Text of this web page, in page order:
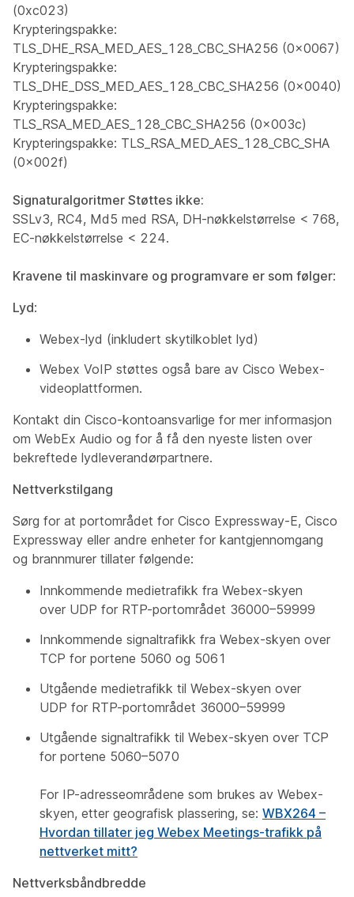
(0xc023)
Krypteringspakke:
TLS_DHE_RSA_MED_AES_128_CBC_SHA256 (0x0067)
Krypteringspakke:
TLS_DHE_DSS_MED_AES_128_CBC_SHA256 (0x0040)
Krypteringspakke:
TLS_RSA_MED_AES_128_CBC_SHA256 (0x003c)
Krypteringspakke: TLS_RSA_MED_AES_128_CBC_SHA
(0x002f)
Signaturalgoritmer Støttes ikke:
SSLv3, RC4, Md5 med RSA, DH-nøkkelstørrelse < 768,
EC-nøkkelstørrelse < 224.
Kravene til maskinvare og programvare er som følger:
Lyd:
Webex-lyd (inkludert skytilkoblet lyd)
Webex VoIP støttes også bare av Cisco Webex-
videoplattformen.
Kontakt din Cisco-kontoansvarlige for mer informasjon
om WebEx Audio og for å få den nyeste listen over
bekreftede lydleverandørpartnere.
Nettverkstilgang
Sørg for at portområdet for Cisco Expressway-E, Cisco
Expressway eller andre enheter for kantgjennomgang
og brannmurer tillater følgende:
Innkommende medietrafikk fra Webex-skyen
over UDP for RTP-portområdet 36000–59999
Innkommende signaltrafikk fra Webex-skyen over
TCP for portene 5060 og 5061
Utgående medietrafikk til Webex-skyen over
UDP for RTP-portområdet 36000–59999
Utgående signaltrafikk til Webex-skyen over TCP
for portene 5060–5070
For IP-adresseområdene som brukes av Webex-
skyen, etter geografisk plassering, se: WBX264 –
Hvordan tillater jeg Webex Meetings-trafikk på
nettverket mitt?
Nettverksbåndbredde